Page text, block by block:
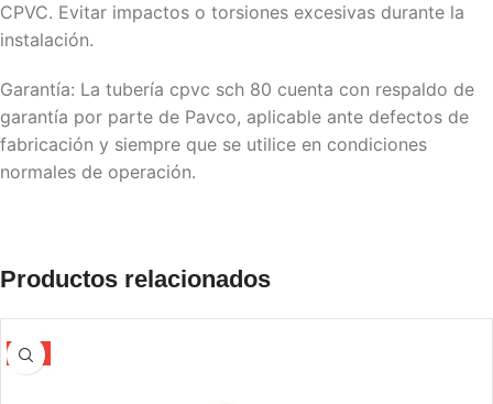
CPVC. Evitar impactos o torsiones excesivas durante la
instalación.
Garantía: La tubería cpvc sch 80 cuenta con respaldo de
garantía por parte de Pavco, aplicable ante defectos de
fabricación y siempre que se utilice en condiciones
normales de operación.
Productos relacionados
-5%